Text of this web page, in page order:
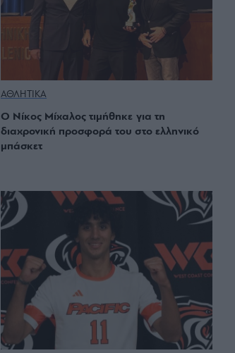
ΑΘΛΗΤΙΚΑ
Ο Νίκος Μίχαλος τιμήθηκε για τη
διαχρονική προσφορά του στο ελληνικό
μπάσκετ